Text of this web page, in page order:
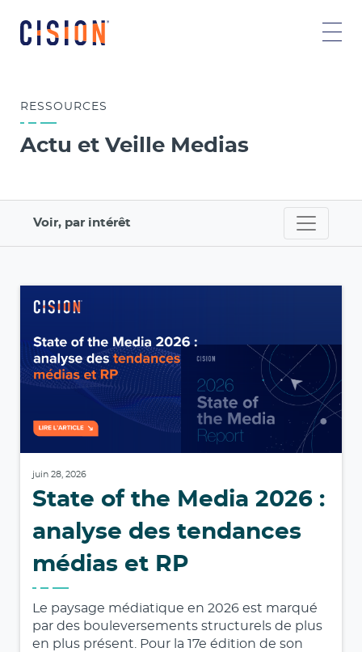
RESSOURCES
Actu et Veille Medias
Voir, par intérêt
juin 28, 2026
State of the Media 2026 :
analyse des tendances
médias et RP
Le paysage médiatique en 2026 est marqué
par des bouleversements structurels de plus
en plus présent. Pour la 17e édition de son